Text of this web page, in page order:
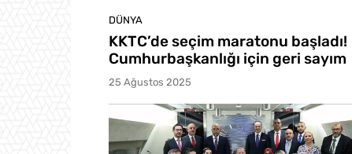
DÜNYA
KKTC’de seçim maratonu başladı!
Cumhurbaşkanlığı için geri sayım
25 Ağustos 2025